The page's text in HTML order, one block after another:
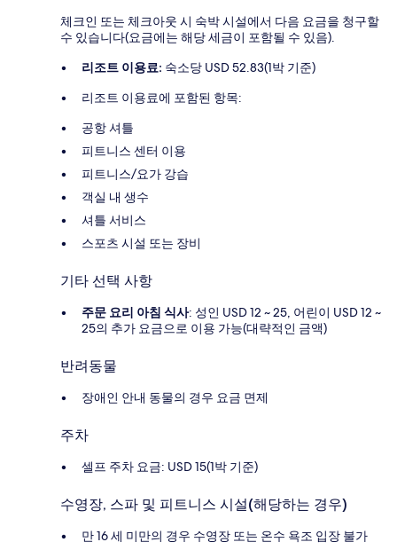
체크인 또는 체크아웃 시 숙박 시설에서 다음 요금을 청구할
수 있습니다(요금에는 해당 세금이 포함될 수 있음).
리조트 이용료: 숙소당 USD 52.83(1박 기준)
리조트 이용료에 포함된 항목:
공항 셔틀
피트니스 센터 이용
피트니스/요가 강습
객실 내 생수
셔틀 서비스
스포츠 시설 또는 장비
기타 선택 사항
주문 요리 아침 식사: 성인 USD 12 ~ 25, 어린이 USD 12 ~
25의 추가 요금으로 이용 가능(대략적인 금액)
반려동물
장애인 안내 동물의 경우 요금 면제
주차
셀프 주차 요금: USD 15(1박 기준)
수영장, 스파 및 피트니스 시설(해당하는 경우)
만 16 세 미만의 경우 수영장 또는 온수 욕조 입장 불가